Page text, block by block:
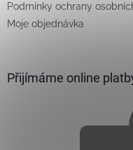
Podmínky ochrany
Moje objednávka
Přijímáme online